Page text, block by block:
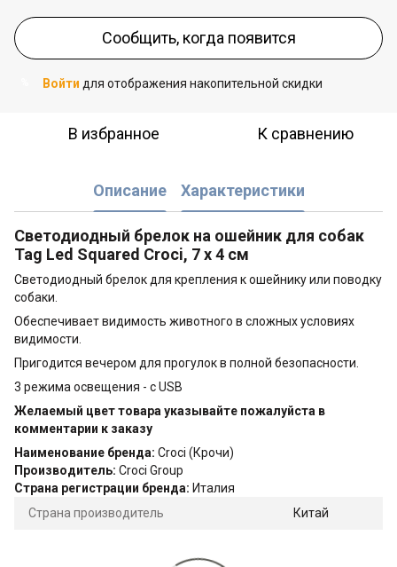
Сообщить, когда появится
Войти для отображения накопительной скидки
В избранное К сравнению
Описание Характеристики
Светодиодный брелок на ошейник для собак
Tag Led Squared Croci, 7 x 4 см
Светодиодный брелок для крепления к ошейнику или поводку
собаки.
Обеспечивает видимость животного в сложных условиях
видимости.
Пригодится вечером для прогулок в полной безопасности.
3 режима освещения - с USB
Желаемый цвет товара указывайте пожалуйста в
комментарии к заказу
Наименование бренда: Croci (Крочи)
Производитель: Croci Group
Страна регистрации бренда: Италия
Страна производитель
Китай